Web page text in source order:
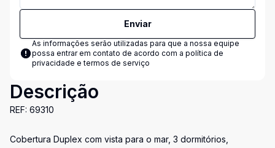
Enviar
As informações serão utilizadas para que a nossa equipe
possa entrar em contato de acordo com a política de
privacidade e termos de serviço
Descrição
REF: 69310
Cobertura Duplex com vista para o mar, 3 dormitórios,